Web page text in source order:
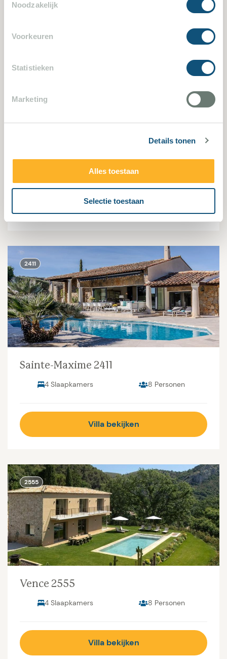
Noodzakelijk
Voorkeuren
Statistieken
Marketing
Details tonen
Alles toestaan
Selectie toestaan
Villa bekijken
2411
Sainte-Maxime 2411
4 Slaapkamers 8 Personen
Villa bekijken
2555
Vence 2555
4 Slaapkamers 8 Personen
Villa bekijken